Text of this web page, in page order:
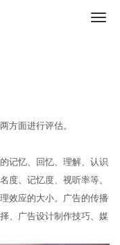
导
航
方面进行评估。
忆、回忆、理解、认识
度、记忆度、视听率等。
效应的大小。广告的传播
、广告设计制作技巧、媒